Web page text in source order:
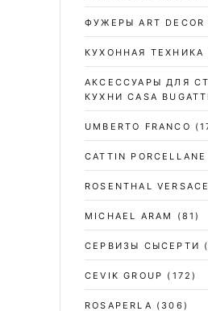
ФУЖЕРЫ ART DECOR
КУХОННАЯ ТЕХНИКА
АКСЕССУАРЫ ДЛЯ
КУХНИ CASA BUGATTI
UMBERTO FRANCO
CATTIN PORCELLANE
ROSENTHAL VERSACE
MICHAEL ARAM (81)
СЕРВИЗЫ СЫСЕРТИ
CEVIK GROUP (172)
ROSAPERLA (306)